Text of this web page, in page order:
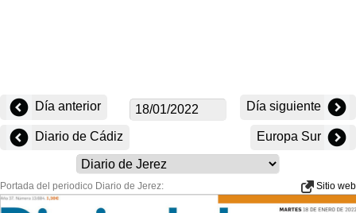
Día anterior Día siguiente
Diario de Cádiz Europa Sur
Portada del periodico Diario de Jerez: Sitio web